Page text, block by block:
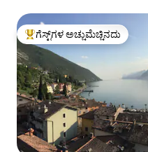
ಗೆಸ್ಟ್‌ಗಳಿಗೆ ಅತಿ ಹೆಚ್ಚು ಅಚ್ಚುಮೆಚ್ಚಿನದು
ಗೆಸ್ಟ್‌ಗಳ ಅಚ್ಚುಮೆಚ್ಚಿನದು